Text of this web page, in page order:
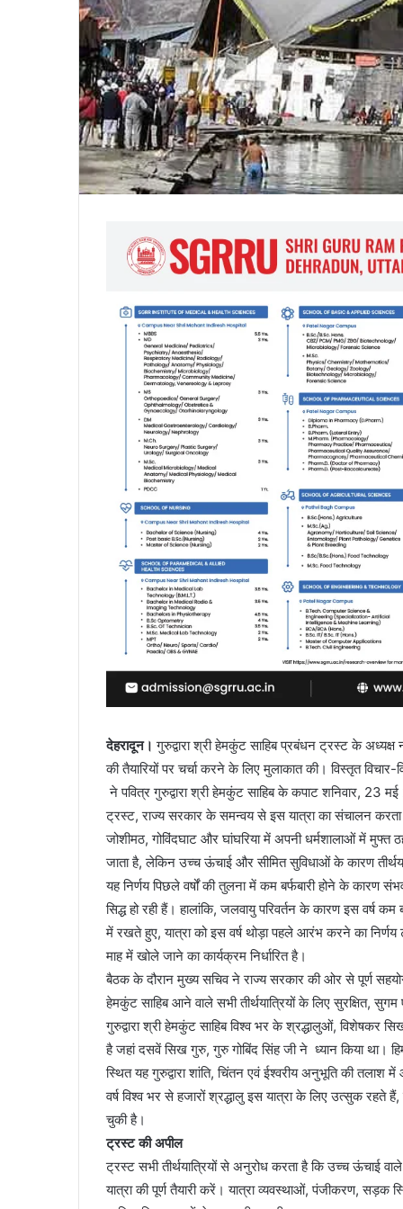
देहरादून।गुरुद्वारा श्री हेमकुंट साहिब प्रबंधन ट्रस्ट के
की तैयारियों पर चर्चा करने के लिए मुलाकात की। विस्तृत
ने पवित्र गुरुद्वारा श्री हेमकुंट साहिब के कपाट शनिवार, 23
ट्रस्ट, राज्य सरकार के समन्वय से इस यात्रा का संचालन करता
जोशीमठ, गोविंदघाट और घांघरिया में अपनी धर्मशालाओं में
जाता है, लेकिन उच्च ऊंचाई और सीमित सुविधाओं के कारण
यह निर्णय पिछले वर्षों की तुलना में कम बर्फबारी होने के
सिद्ध हो रही हैं। हालांकि, जलवायु परिवर्तन के कारण इस वर्ष
में रखते हुए, यात्रा को इस वर्ष थोड़ा पहले आरंभ करने का निर्णय
माह में खोले जाने का कार्यक्रम निर्धारित है।
बैठक के दौरान मुख्य सचिव ने राज्य सरकार की ओर से पूर्ण
हेमकुंट साहिब आने वाले सभी तीर्थयात्रियों के लिए सुरक्षित,
गुरुद्वारा श्री हेमकुंट साहिब विश्व भर के श्रद्धालुओं, विशेषकर
है जहां दसवें सिख गुरु, गुरु गोबिंद सिंह जी ने ध्यान किया
स्थित यह गुरुद्वारा शांति, चिंतन एवं ईश्वरीय अनुभूति की
वर्ष विश्व भर से हजारों श्रद्धालु इस यात्रा के लिए उत्सुक रहते
चुकी है।
ट्रस्ट की अपील
ट्रस्ट सभी तीर्थयात्रियों से अनुरोध करता है कि उच्च ऊंचाई
यात्रा की पूर्ण तैयारी करें। यात्रा व्यवस्थाओं, पंजीकरण, सड़क